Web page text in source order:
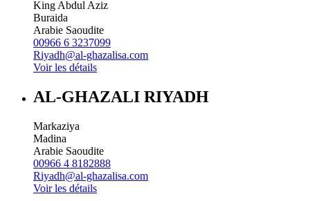
King Abdul Aziz
Buraida
Arabie Saoudite
00966 6 3237099
Riyadh@al-ghazalisa.com
Voir les détails
AL-GHAZALI RIYADH
Markaziya
Madina
Arabie Saoudite
00966 4 8182888
Riyadh@al-ghazalisa.com
Voir les détails